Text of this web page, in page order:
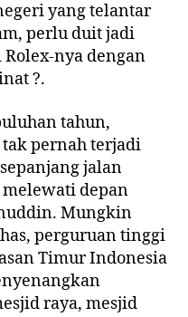
yang telantar
perlu duit jadi
nya dengan
?.
tahun,
pernah terjadi
jalan
depan
Mungkin
perguruan tinggi
Timur Indonesia
raya, mesjid